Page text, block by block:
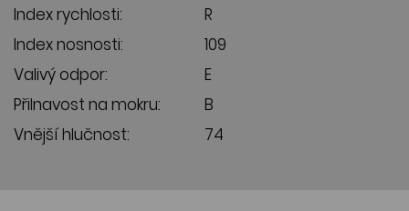
Index rychlosti:
R
Index nosnosti:
109
Valivý odpor:
E
Přilnavost na mokru:
B
Vnější hlučnost:
74